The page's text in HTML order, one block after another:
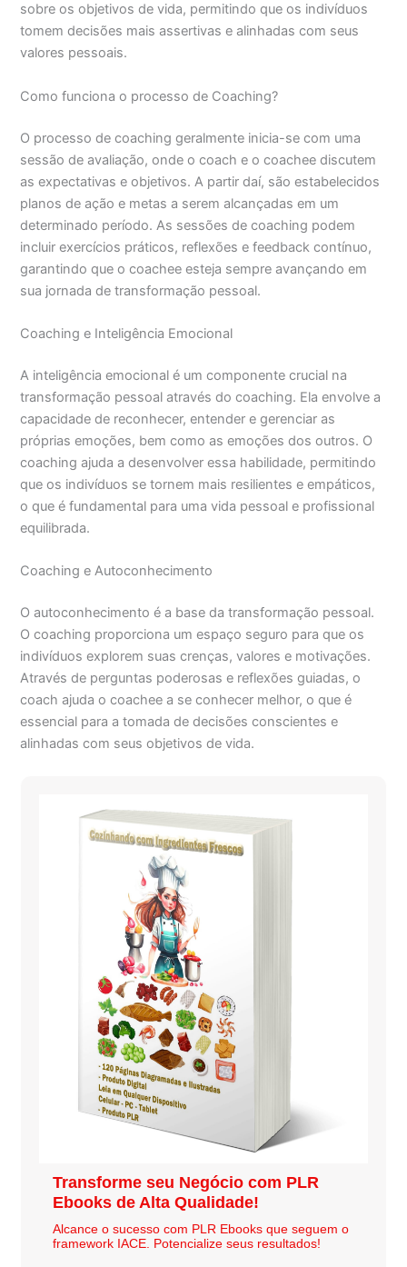
sobre os objetivos de vida, permitindo que os indivíduos
tomem decisões mais assertivas e alinhadas com seus
valores pessoais.
Como funciona o processo de Coaching?
O processo de coaching geralmente inicia-se com uma
sessão de avaliação, onde o coach e o coachee discutem
as expectativas e objetivos. A partir daí, são estabelecidos
planos de ação e metas a serem alcançadas em um
determinado período. As sessões de coaching podem
incluir exercícios práticos, reflexões e feedback contínuo,
garantindo que o coachee esteja sempre avançando em
sua jornada de transformação pessoal.
Coaching e Inteligência Emocional
A inteligência emocional é um componente crucial na
transformação pessoal através do coaching. Ela envolve a
capacidade de reconhecer, entender e gerenciar as
próprias emoções, bem como as emoções dos outros. O
coaching ajuda a desenvolver essa habilidade, permitindo
que os indivíduos se tornem mais resilientes e empáticos,
o que é fundamental para uma vida pessoal e profissional
equilibrada.
Coaching e Autoconhecimento
O autoconhecimento é a base da transformação pessoal.
O coaching proporciona um espaço seguro para que os
indivíduos explorem suas crenças, valores e motivações.
Através de perguntas poderosas e reflexões guiadas, o
coach ajuda o coachee a se conhecer melhor, o que é
essencial para a tomada de decisões conscientes e
alinhadas com seus objetivos de vida.
Transforme seu Negócio com PLR
Ebooks de Alta Qualidade!
Alcance o sucesso com PLR Ebooks que seguem o
framework IACE. Potencialize seus resultados!